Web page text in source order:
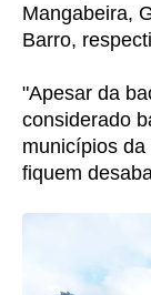
Mangabeira,
Barro,
"Apesar da
considerado
municípios
fiquem